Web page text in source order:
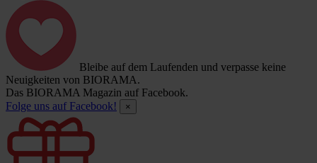
Bleibe auf dem Laufenden und verpasse keine
Neuigkeiten von BIORAMA.
Das BIORAMA Magazin auf Facebook.
Folge uns auf Facebook!
×